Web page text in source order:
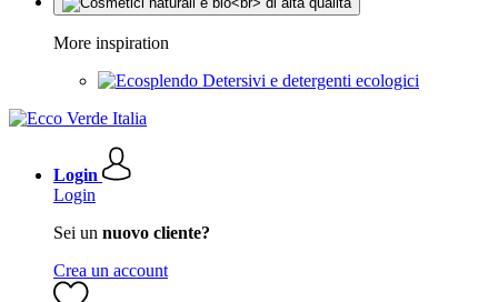
More inspiration
Detersivi e detergenti ecologici
Login
Login
Sei un nuovo cliente?
Crea un account